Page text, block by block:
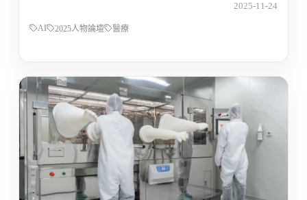
2025-11-24
AI 2025人物論壇 醫療